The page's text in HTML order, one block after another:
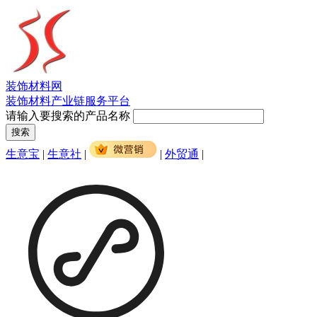
装饰材料网
装饰材料产业链服务平台
请输入要搜索的产品名称
生意宝 | 生意社 | | 外贸通 |